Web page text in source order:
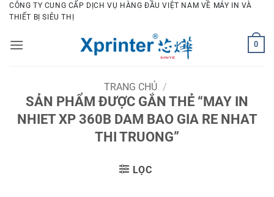
Bỏ
qua
dung
CÔNG TY CUNG CẤP DỊCH VỤ HÀNG ĐẦU VIỆT NAM VỀ MÁY IN VÀ
THIẾT BỊ SIÊU THỊ
0
TRANG CHỦ /
SẢN PHẨM ĐƯỢC GẮN THẺ “MAY IN
NHIET XP 360B DAM BAO GIA RE NHAT
THI TRUONG”
LỌC